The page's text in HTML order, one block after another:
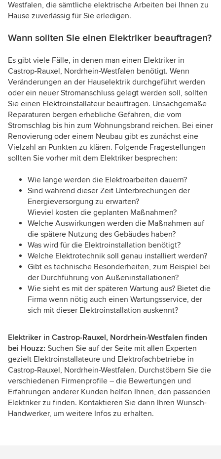
Westfalen, die sämtliche elektrische Arbeiten bei Ihnen zu
Hause zuverlässig für Sie erledigen.
Wann sollten Sie einen Elektriker beauftragen?
Es gibt viele Fälle, in denen man einen Elektriker in
Castrop-Rauxel, Nordrhein-Westfalen benötigt. Wenn
Veränderungen an der Hauselektrik durchgeführt werden
oder ein neuer Stromanschluss gelegt werden soll, sollten
Sie einen Elektroinstallateur beauftragen. Unsachgemäße
Reparaturen bergen erhebliche Gefahren, die vom
Stromschlag bis hin zum Wohnungsbrand reichen. Bei einer
Renovierung oder einem Neubau gibt es zunächst eine
Vielzahl an Punkten zu klären. Folgende Fragestellungen
sollten Sie vorher mit dem Elektriker besprechen:
Wie lange werden die Elektroarbeiten dauern?
Sind während dieser Zeit Unterbrechungen der
Energieversorgung zu erwarten?
Wieviel kosten die geplanten Maßnahmen?
Welche Auswirkungen werden die Maßnahmen auf
die spätere Nutzung des Gebäudes haben?
Was wird für die Elektroinstallation benötigt?
Welche Elektrotechnik soll genau installiert werden?
Gibt es technische Besonderheiten, zum Beispiel bei
der Durchführung von Außeninstallationen?
Wie sieht es mit der späteren Wartung aus? Bietet die
Firma wenn nötig auch einen Wartungsservice, der
sich mit dieser Elektroinstallation auskennt?
Elektriker in Castrop-Rauxel, Nordrhein-Westfalen finden
bei Houzz: Suchen Sie auf der Seite mit allen Experten
gezielt Elektroinstallateure und Elektrofachbetriebe in
Castrop-Rauxel, Nordrhein-Westfalen. Durchstöbern Sie die
verschiedenen Firmenprofile – die Bewertungen und
Erfahrungen anderer Kunden helfen Ihnen, den passenden
Elektriker zu finden. Kontaktieren Sie dann Ihren Wunsch-
Handwerker, um weitere Infos zu erhalten.